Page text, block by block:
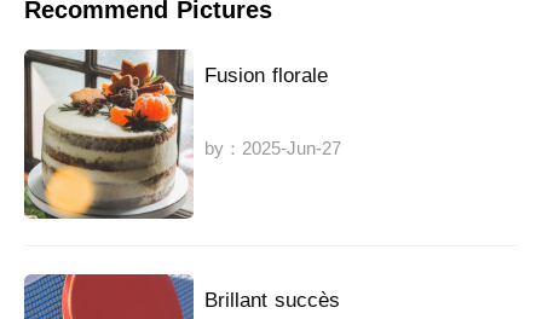
Recommend Pictures
Fusion florale
by：2025-Jun-27
Brillant succès